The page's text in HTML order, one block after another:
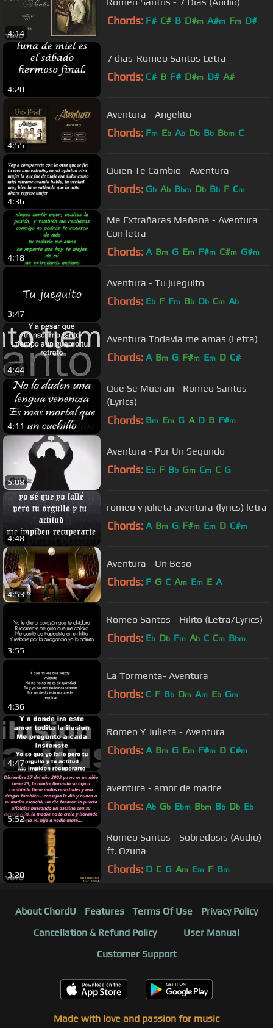
4:14
Chords: F# C# B D#m A#m Fm D#
4:20
7 dias-Romeo Santos Letra
Chords: C# B F# D#m D# A#
4:55
Aventura - Angelito
Chords: Fm Eb Ab Db Bb Bbm C
4:36
Quien Te Cambio - Aventura
Chords: Gb Ab Bbm Db Bb F Cm
4:18
Me Extrañaras Mañana - Aventura
Con letra
Chords: A Bm G Em F#m C#m G#m
3:47
Aventura - Tu jueguito
Chords: Eb F Fm Bb Db Cm Ab
4:44
Aventura Todavia me amas (Letra)
Chords: A Bm G F#m Em D C#
4:11
Que Se Mueran - Romeo Santos
(Lyrics)
Chords: Bm Em G A D B F#m
5:08
Aventura - Por Un Segundo
Chords: Eb F Bb Gm Cm C G
4:48
romeo y julieta aventura (lyrics) letra
Chords: A Bm G F#m Em D C#m
4:53
Aventura - Un Beso
Chords: F G C Am Em E A
3:55
Romeo Santos - Hilito (Letra/Lyrics)
Chords: Eb Db Fm Ab C Cm Bbm
4:36
La Tormenta- Aventura
Chords: C F Bb Dm Am Eb Gm
4:47
Romeo Y Julieta - Aventura
Chords: A Bm G Em F#m D C#m
5:52
aventura - amor de madre
Chords: Ab Gb Ebm Bbm Bb Db Eb
3:20
Romeo Santos - Sobredosis (Audio)
ft. Ozuna
Chords: D C G Am Em F Bm
About ChordU Features Terms Of Use
Privacy Policy
Cancellation & Refund Policy
User Manual
Customer Support
Made with love and passion for music